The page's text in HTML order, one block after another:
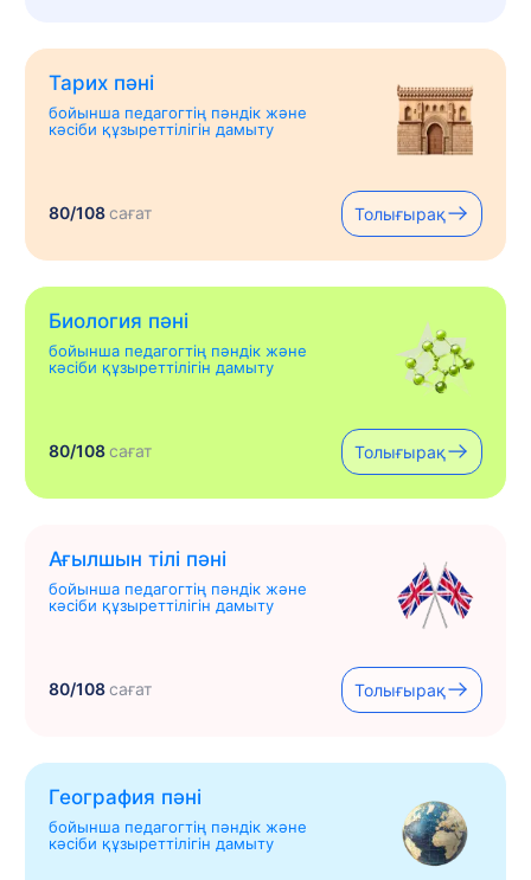
Тарих пәні
бойынша педагогтің пәндік және
кәсіби құзыреттілігін дамыту
80/108сағат Толығырақ
Биология пәні
бойынша педагогтің пәндік және
кәсіби құзыреттілігін дамыту
80/108сағат Толығырақ
Ағылшын тілі пәні
бойынша педагогтің пәндік және
кәсіби құзыреттілігін дамыту
80/108сағат Толығырақ
География пәні
бойынша педагогтің пәндік және
кәсіби құзыреттілігін дамыту